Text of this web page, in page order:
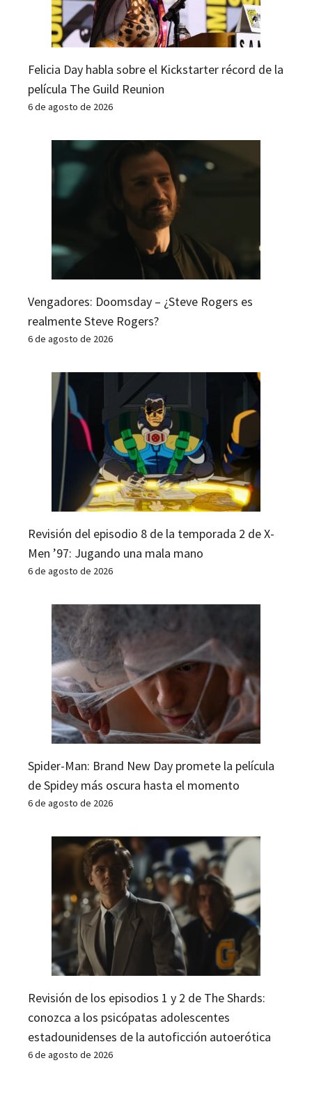
Felicia Day habla sobre el Kickstarter récord de la
película The Guild Reunion
6 de agosto de 2026
Vengadores: Doomsday – ¿Steve Rogers es
realmente Steve Rogers?
6 de agosto de 2026
Revisión del episodio 8 de la temporada 2 de X-
Men ’97: Jugando una mala mano
6 de agosto de 2026
Spider-Man: Brand New Day promete la película
de Spidey más oscura hasta el momento
6 de agosto de 2026
Revisión de los episodios 1 y 2 de The Shards:
conozca a los psicópatas adolescentes
estadounidenses de la autoficción autoerótica
6 de agosto de 2026